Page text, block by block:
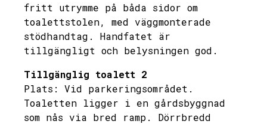
fritt utrymme på båda sidor om
toalettstolen, med väggmonterade
stödhandtag. Handfatet är
tillgängligt och belysningen god.
Tillgänglig toalett 2
Plats: Vid parkeringsområdet.
Toaletten ligger i en gårdsbyggnad
som nås via bred ramp. Dörrbredd